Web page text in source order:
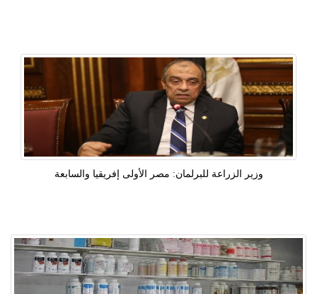
وزير الزراعة للبرلمان: مصر الأولى إفريقيا والسابعة